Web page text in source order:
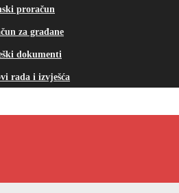
proračun
za građane
dokumenti
rada i izvješća